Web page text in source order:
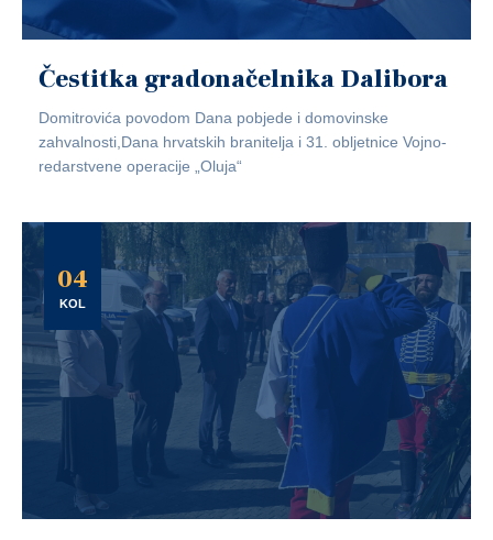
Čestitka gradonačelnika Dalibora
Domitrovića povodom Dana pobjede i domovinske
zahvalnosti,Dana hrvatskih branitelja i 31. obljetnice Vojno-
redarstvene operacije „Oluja“
04
KOL